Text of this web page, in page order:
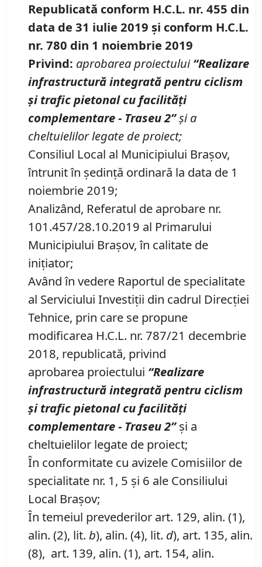
Republicată conform H.C.L. nr. 455 din
data de 31 iulie 2019 și conform H.C.L.
nr. 780 din 1 noiembrie 2019
Privind: aprobarea proiectului“Realizare
infrastructură integrată pentru ciclism
şi trafic pietonal cu facilităţi
complementare - Traseu 2”şi a
cheltuielilor legate de proiect;
Consiliul Local al Municipiului Brașov,
întrunit în ședință ordinară la data de 1
noiembrie 2019;
Analizând, Referatul de aprobare nr.
101.457/28.10.2019 al Primarului
Municipiului Braşov, în calitate de
inițiator;
Având în vedere Raportul de specialitate
al Serviciului Investiții din cadrul Direcţiei
Tehnice, prin care se propune
modificarea H.C.L. nr. 787/21 decembrie
2018, republicată, privind
aprobarea proiectului “Realizare
infrastructură integrată pentru ciclism
şi trafic pietonal cu facilităţi
complementare- Traseu2”și a
cheltuielilor legate de proiect;
În conformitate cu avizele Comisiilor de
specialitate nr. 1, 5 și 6 ale Consiliului
Local Brașov;
În temeiul prevederilor art. 129, alin. (1),
alin. (2), lit. b), alin. (4), lit. d), art. 135, alin.
(8), art. 139, alin. (1), art. 154, alin.